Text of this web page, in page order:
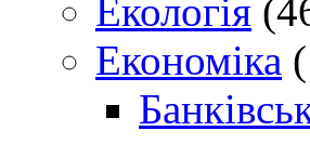
Екологія
Економіка